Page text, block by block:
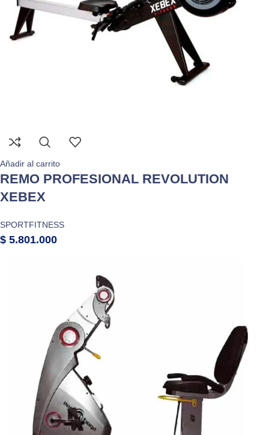
Añadir al carrito
REMO PROFESIONAL REVOLUTION
XEBEX
SPORTFITNESS
$ 5.801.000